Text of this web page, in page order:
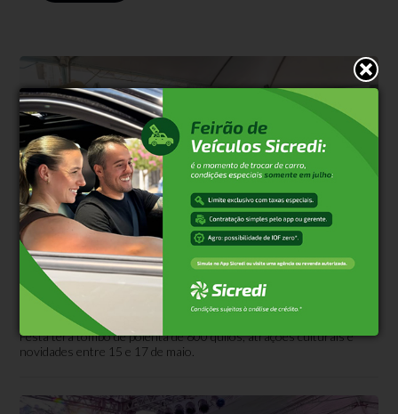
Eventos Há 4 meses
Polentaço é atração em Monte Belo do Sul
no mês de maio
Festa terá tombo de polenta de 800 quilos, atrações culturais e
novidades entre 15 e 17 de maio.